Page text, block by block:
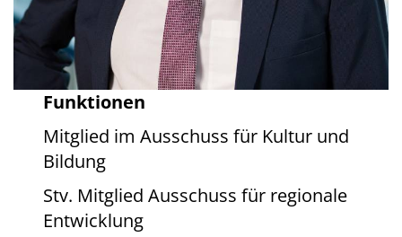
Funktionen
Mitglied im Ausschuss für Kultur und
Bildung
Stv. Mitglied Ausschuss für regionale
Entwicklung